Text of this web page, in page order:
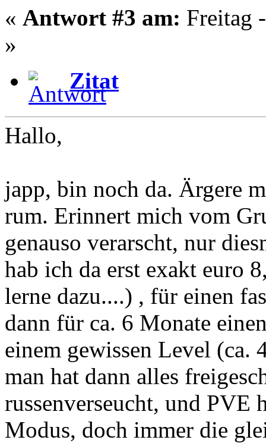
« Antwort #3 am: Freitag
»
Zitat
Hallo,
japp, bin noch da. Ärgere
rum. Erinnert mich vom
genauso verarscht, nur
hab ich da erst exakt euro
lerne dazu....) , für einen
dann für ca. 6 Monate
einem gewissen Level (ca.
man hat dann alles
russenverseucht, und PVE
Modus, doch immer die